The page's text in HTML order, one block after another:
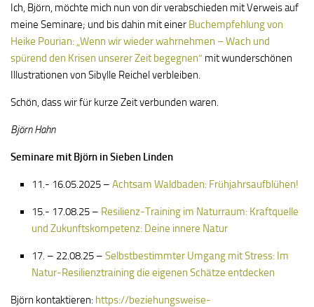
Ich, Björn, möchte mich nun von dir verabschieden mit Verweis auf
meine Seminare; und bis dahin mit einer Buchempfehlung von
Heike Pourian: „Wenn wir wieder wahrnehmen – Wach und
spürend den Krisen unserer Zeit begegnen“ mit wunderschönen
Illustrationen von Sibylle Reichel verbleiben.
Schön, dass wir für kurze Zeit verbunden waren.
Björn Hahn
Seminare mit Björn in Sieben Linden
11.- 16.05.2025 – Achtsam Waldbaden: Frühjahrsaufblühen!
15.- 17.08.25 – Resilienz-Training im Naturraum: Kraftquelle
und Zukunftskompetenz: Deine innere Natur
17. – 22.08.25 – Selbstbestimmter Umgang mit Stress: Im
Natur-Resilienztraining die eigenen Schätze entdecken
Björn kontaktieren: https://beziehungsweise-